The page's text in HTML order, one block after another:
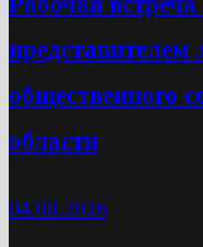
представителем
общественного
области
04.08.2026